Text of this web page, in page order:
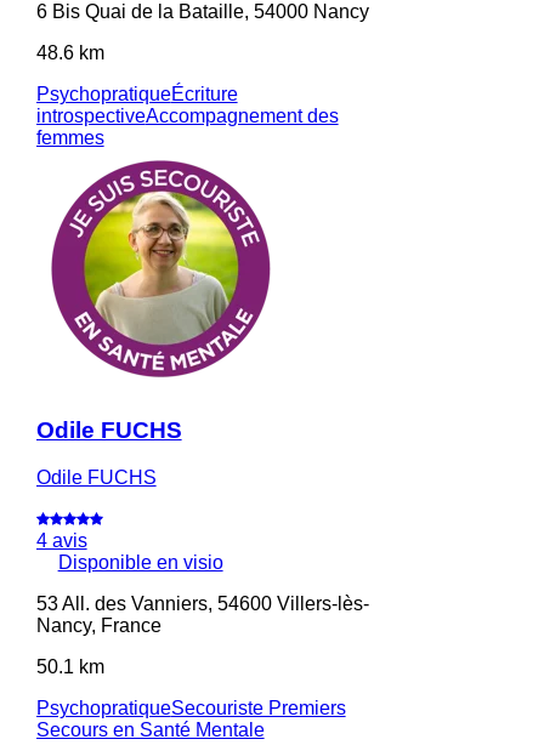
6 Bis Quai de la Bataille, 54000 Nancy
48.6 km
PsychopratiqueÉcriture
introspectiveAccompagnement des
femmes
Odile FUCHS
Odile FUCHS
4 avis
Disponible en visio
53 All. des Vanniers, 54600 Villers-lès-
Nancy, France
50.1 km
PsychopratiqueSecouriste Premiers
Secours en Santé Mentale